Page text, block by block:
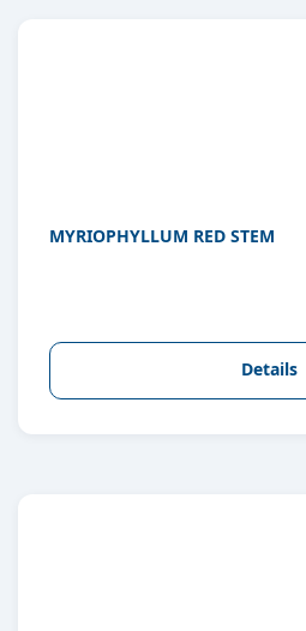
MYRIOPHYLLUM RED STEM
Details